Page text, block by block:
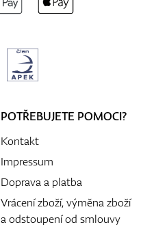
POTŘEBUJETE POMOCI?
Kontakt
Impressum
Doprava a platba
Vrácení zboží, výměna zboží
a odstoupení od smlouvy